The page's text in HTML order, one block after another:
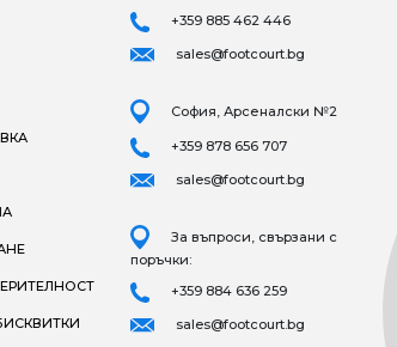
+359 885 462 446
sales@footcourt.bg
София, Арсеналски №2
+359 878 656 707
sales@footcourt.bg
За въпроси, свързани с
поръчки:
+359 884 636 259
sales@footcourt.bg